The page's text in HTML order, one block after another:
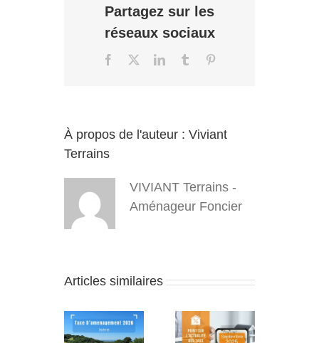
Partagez sur les
réseaux sociaux
Facebook LinkedInTumblr
À propos de l'auteur : Viviant
Terrains
VIVIANT Terrains -
Aménageur Foncier
Articles similaires